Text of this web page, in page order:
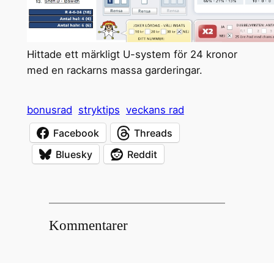
Hittade ett märkligt U-system för 24 kronor
med en rackarns massa garderingar.
bonusrad stryktips veckans rad
Facebook
Threads
Bluesky
Reddit
Kommentarer